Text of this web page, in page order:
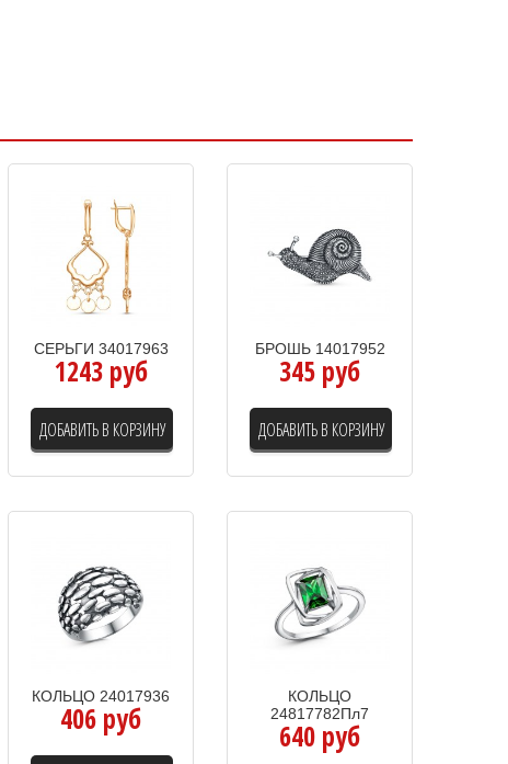
СЕРЬГИ 34017963
1243 руб
ДОБАВИТЬ В КОРЗИНУ
БРОШЬ 14017952
345 руб
ДОБАВИТЬ В КОРЗИНУ
КОЛЬЦО 24017936
406 руб
КОЛЬЦО
24817782Пл7
640 руб